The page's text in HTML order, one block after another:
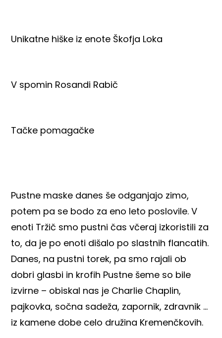
Unikatne hiške iz enote Škofja Loka
V spomin Rosandi Rabič
Tačke pomagačke
Pustne maske danes še odganjajo zimo,
potem pa se bodo za eno leto poslovile. V
enoti Tržič smo pustni čas včeraj izkoristili za
to, da je po enoti dišalo po slastnih flancatih.
Danes, na pustni torek, pa smo rajali ob
dobri glasbi in krofih Pustne šeme so bile
izvirne – obiskal nas je Charlie Chaplin,
pajkovka, sočna sadeža, zapornik, zdravnik …
iz kamene dobe celo družina Kremenčkovih.